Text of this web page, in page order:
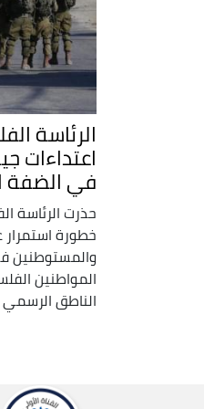
الرئاسة
اعتداءات
في الضفة
حذرت الرئاسة
خطورة
والمستوطنين
المواطنين
الناطق الرسمي